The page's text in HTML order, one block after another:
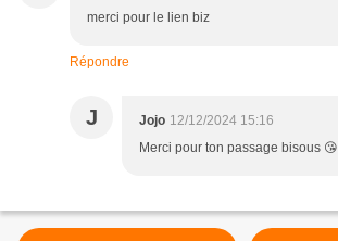
merci pour le lien biz
Répondre
J Jojo 12/12/2024 15:16
Merci pour ton passage bisous 😘